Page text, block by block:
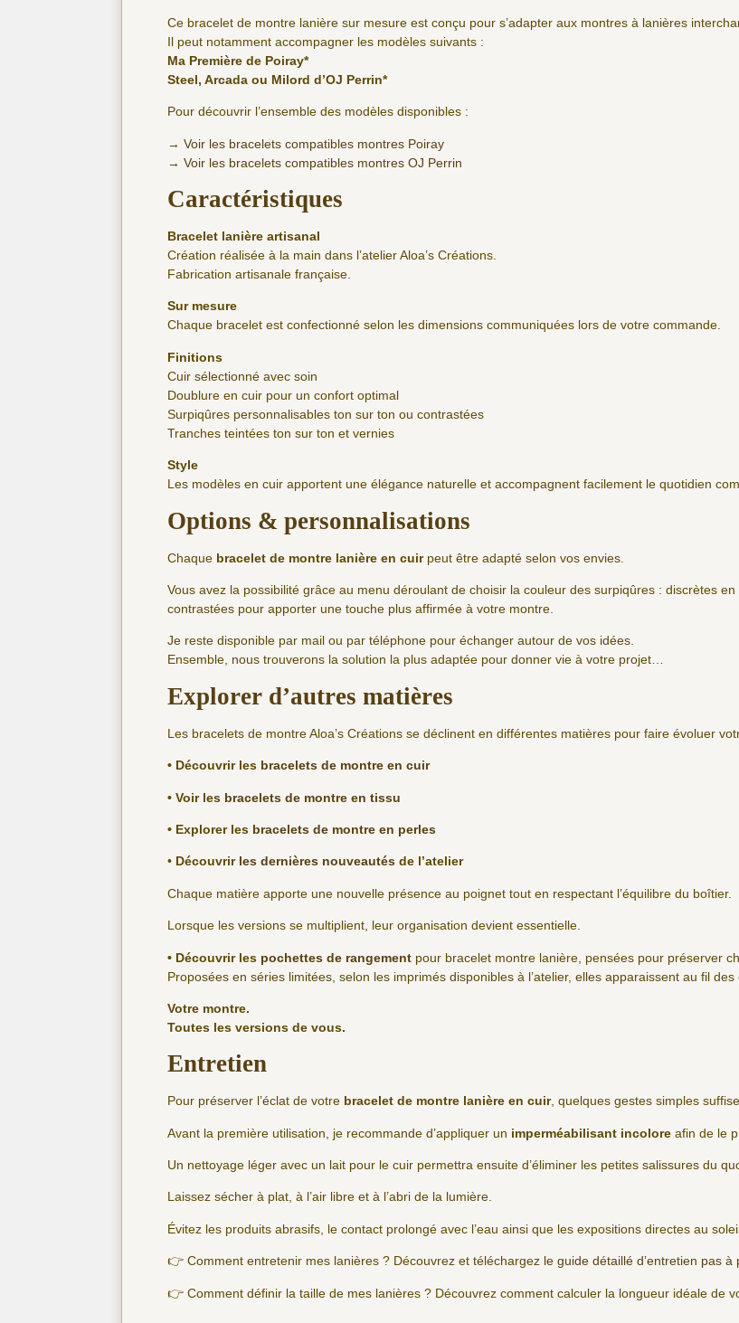
Ce bracelet de montre lanière sur mesure est conçu pour s’adapter aux montres à lanières
Il peut notamment accompagner les modèles suivants :
Ma Première de Poiray*
Steel, Arcada ou Milord d’OJ Perrin*
Pour découvrir l’ensemble des modèles disponibles :
→Voir les bracelets compatibles montres Poiray
→Voir les bracelets compatibles montres OJ Perrin
Caractéristiques
Bracelet lanière artisanal
Création réalisée à la main dans l’atelier Aloa’s Créations.
Fabrication artisanale française.
Sur mesure
Chaque bracelet est confectionné selon les dimensions communiquées lors de votre commande.
Finitions
Cuir sélectionné avec soin
Doublure en cuir pour un confort optimal
Surpiqûres personnalisables ton sur ton ou contrastées
Tranches teintées ton sur ton et vernies
Style
Les modèles en cuir apportent une élégance naturelle et accompagnent facilement le quotidien
Options & personnalisations
Chaque bracelet de montre lanière en cuirpeut être adapté selon vos envies.
Vous avez la possibilité grâce au menu déroulant de choisir la couleur des surpiqûres : discrètes
contrastées pour apporter une touche plus affirmée à votre montre.
Je reste disponible par mail ou par téléphone pour échanger autour de vos idées.
Ensemble, nous trouverons la solution la plus adaptée pour donner vie à votre projet…
Explorer d’autres matières
Les bracelets de montre Aloa’s Créations se déclinent en différentes matières pour faire évoluer
• Découvrir les bracelets de montre en cuir
• Voir les bracelets de montre en tissu
• Explorer les bracelets de montre en perles
• Découvrir les dernières nouveautés de l’atelier
Chaque matière apporte une nouvelle présence au poignet tout en respectant l’équilibre du boîtier.
Lorsque les versions se multiplient, leur organisation devient essentielle.
• Découvrir les pochettes de rangement pour bracelet montre lanière, pensées pour préserver
Proposées en séries limitées, selon les imprimés disponibles à l’atelier, elles apparaissent au fil des
Votre montre.
Toutes les versions de vous.
Entretien
Pour préserver l’éclat de votre bracelet de montre lanière en cuir, quelques gestes simples
Avant la première utilisation, je recommande d’appliquer un imperméabilisant incolore afin de le
Un nettoyage léger avec un lait pour le cuir permettra ensuite d’éliminer les petites salissures du
Laissez sécher à plat, à l’air libre et à l’abri de la lumière.
Évitez les produits abrasifs, le contact prolongé avec l’eau ainsi que les expositions directes au
👉 Comment entretenir mes lanières ? Découvrez et téléchargez le guide détaillé d’entretien pas à
👉 Comment définir la taille de mes lanières ? Découvrez comment calculer la longueur idéale de